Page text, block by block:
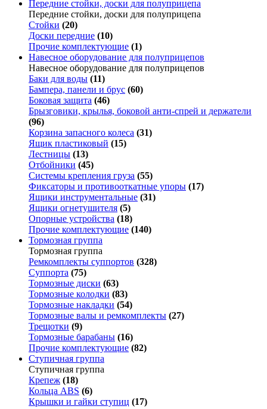
Передние стойки, доски для полуприцепа
Передние стойки, доски для полуприцепа
Стойки (20)
Доски передние (10)
Прочие комплектующие (1)
Навесное оборудование для полуприцепов
Навесное оборудование для полуприцепов
Баки для воды (11)
Бампера, панели и брус (60)
Боковая защита (46)
Брызговики, крылья, боковой анти-спрей и держатели
(96)
Корзина запасного колеса (31)
Ящик пластиковый (15)
Лестницы (13)
Отбойники (45)
Системы крепления груза (55)
Фиксаторы и противооткатные упоры (17)
Ящики инструментальные (31)
Ящики огнетушителя (5)
Опорные устройства (18)
Прочие комплектующие (140)
Тормозная группа
Тормозная группа
Ремкомплекты суппортов (328)
Суппорта (75)
Тормозные диски (63)
Тормозные колодки (83)
Тормозные накладки (54)
Тормозные валы и ремкомплекты (27)
Трещотки (9)
Тормозные барабаны (16)
Прочие комплектующие (82)
Ступичная группа
Ступичная группа
Крепеж (18)
Кольца ABS (6)
Крышки и гайки ступиц (17)